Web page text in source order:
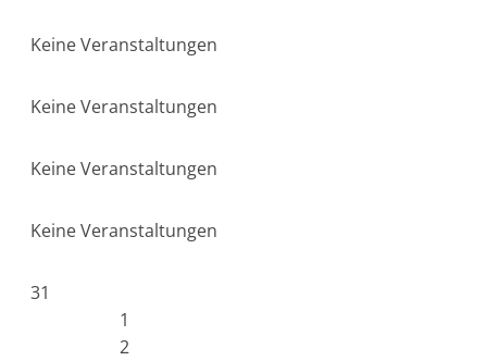
Keine Veranstaltungen
Keine Veranstaltungen
Keine Veranstaltungen
Keine Veranstaltungen
31
1
2